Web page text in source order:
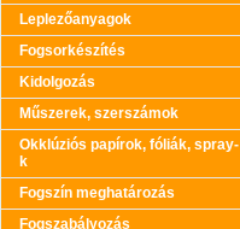
Leplezőanyagok
Fogsorkészítés
Kidolgozás
Műszerek, szerszámok
Okklúziós papírok, fóliák, spray-
k
Fogszín meghatározás
Fogszabályozás